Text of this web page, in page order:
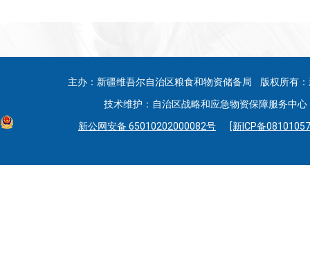
主办：新疆维吾尔自治区粮食和物资储备局 版权所有
技术维护：自治区战略和应急物资保障服务中
新公网安备 65010202000082号
[新ICP备